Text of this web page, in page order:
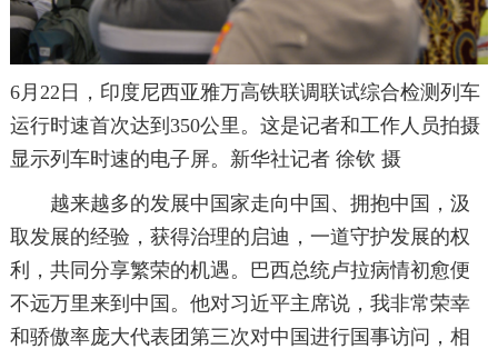
6月22日，印度尼西亚雅万高铁联调联试综合检测列车
运行时速首次达到350公里。这是记者和工作人员拍摄
显示列车时速的电子屏。新华社记者 徐钦 摄
越来越多的发展中国家走向中国、拥抱中国，汲
取发展的经验，获得治理的启迪，一道守护发展的权
利，共同分享繁荣的机遇。巴西总统卢拉病情初愈便
不远万里来到中国。他对习近平主席说，我非常荣幸
和骄傲率庞大代表团第三次对中国进行国事访问，相